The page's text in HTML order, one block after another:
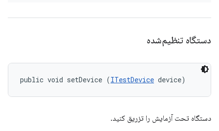
دستگاه تنظیم‌شده
public void setDevice (ITestDevice device)
دستگاه تحت آزمایش را تزریق کنید.